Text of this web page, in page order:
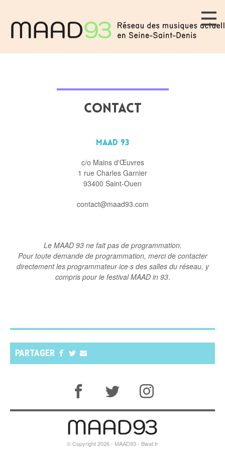
Contact
MAAD 93
c/o Mains d'Œuvres
1 rue Charles Garnier
93400 Saint-Ouen
contact@maad93.com
Le MAAD 93 ne fait pas de programmation.
Pour toute demande de programmation, merci de contacter
directement les programmateur·ice·s des salles du réseau, y
compris pour le festival MAAD in 93.
PARTAGER
© Copyright 2026 - MAAD93 - Bwat.fr